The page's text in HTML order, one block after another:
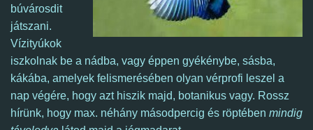
búvárosdit
játszani.
Vízityúkok
iszkolnak be a nádba, vagy éppen gyékénybe, sásba,
kákába, amelyek felismerésében olyan vérprofi leszel a
nap végére, hogy azt hiszik majd, botanikus vagy. Rossz
hírünk, hogy max. néhány másodpercig és röptében mindig